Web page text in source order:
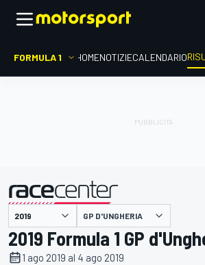
FORMULA 1 HOMENOTIZIECALENDARIO
presentato da GP D'UNGHERIA
2019 Formula 1 GP
1 ago 2019 al 4 ago 2019